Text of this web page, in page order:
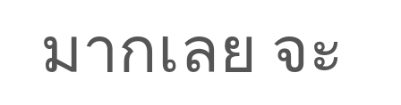
มากเลย จะ